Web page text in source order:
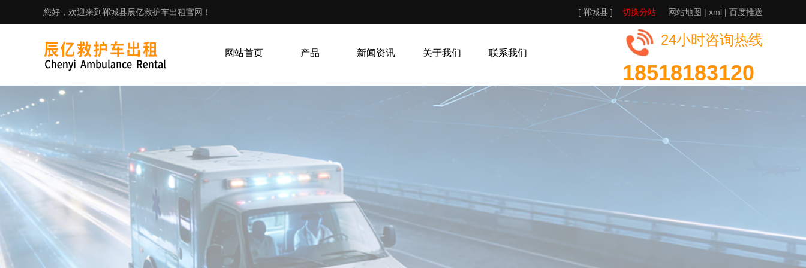
您好，欢迎来到郸城县辰亿救护车出租官网！ [ 郸城县 ] 切换分站 网站地图 | xml | 百度推送
网站首页 产品 新闻资讯 关于我们 联系我们
24小时咨询热线
18518183120